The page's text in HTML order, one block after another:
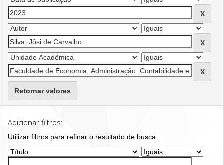
Retornar valores
Adicionar filtros:
Utilizar filtros para refinar o resultado de busca.